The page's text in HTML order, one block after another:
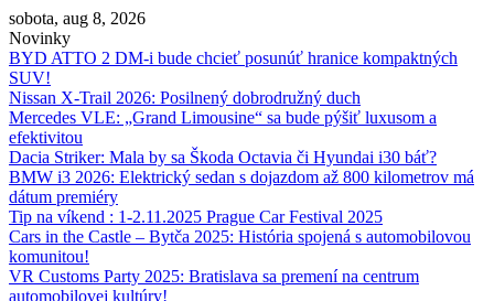
Skip
to
content
sobota, aug 8, 2026
Novinky
BYD ATTO 2 DM-i bude chcieť posunúť hranice kompaktných
SUV!
Nissan X‑Trail 2026: Posilnený dobrodružný duch
Mercedes VLE: „Grand Limousine“ sa bude pýšiť luxusom a
efektivitou
Dacia Striker: Mala by sa Škoda Octavia či Hyundai i30 báť?
BMW i3 2026: Elektrický sedan s dojazdom až 800 kilometrov má
dátum premiéry
Tip na víkend : 1-2.11.2025 Prague Car Festival 2025
Cars in the Castle – Bytča 2025: História spojená s automobilovou
komunitou!
VR Customs Party 2025: Bratislava sa premení na centrum
automobilovej kultúry!